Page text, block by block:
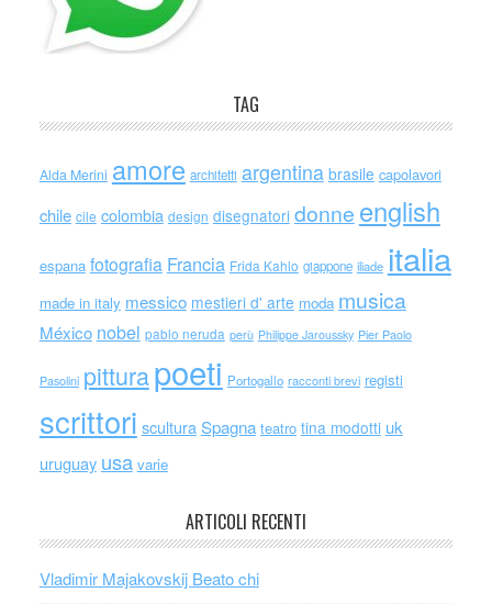
TAG
Alda Merini amore architetti argentina brasile capolavori
chile cile colombia design disegnatori donne english
espana fotografia Francia Frida Kahlo giappone iliade italia
made in italy messico mestieri d' arte moda musica
México nobel pablo neruda perù Philippe Jaroussky Pier Paolo
Pasolini pitturapoeti Portogallo racconti brevi registi
scrittori scultura Spagna teatro tina modotti uk
uruguay usa varie
ARTICOLI RECENTI
Vladimir Majakovskij Beato chi